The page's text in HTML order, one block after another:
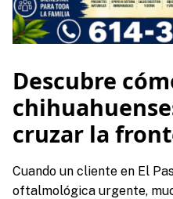
Descubre
cruzar la
Cuando un cliente en El
oftalmológica urgente,